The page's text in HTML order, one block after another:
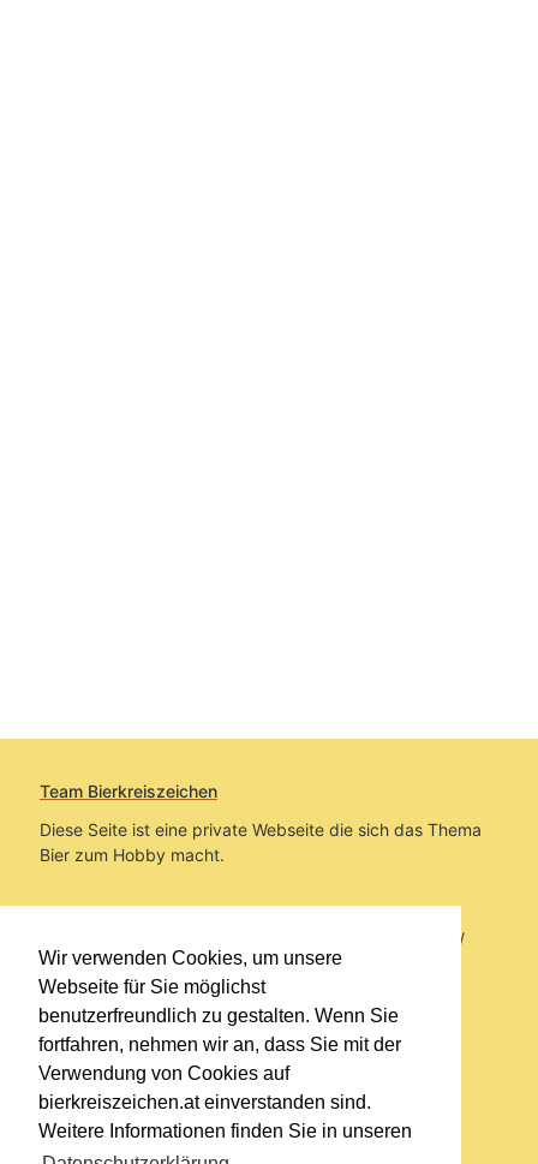
Wir verwenden Cookies, um unsere
Webseite für Sie möglichst
benutzerfreundlich zu gestalten. Wenn Sie
fortfahren, nehmen wir an, dass Sie mit der
Verwendung von Cookies auf
bierkreiszeichen.at einverstanden sind.
Weitere Informationen finden Sie in unseren
Team Bierkreiszeichen
Diese Seite ist eine private Webseite die sich das Thema
Bier zum Hobby macht.
Sie befinden sich auf https://www.bierkreiszeichen.at/
im Pfad:Bierkreiszeichen/Gesammelte Biere
Erstellt: 2026-08-08
Links
Impressum